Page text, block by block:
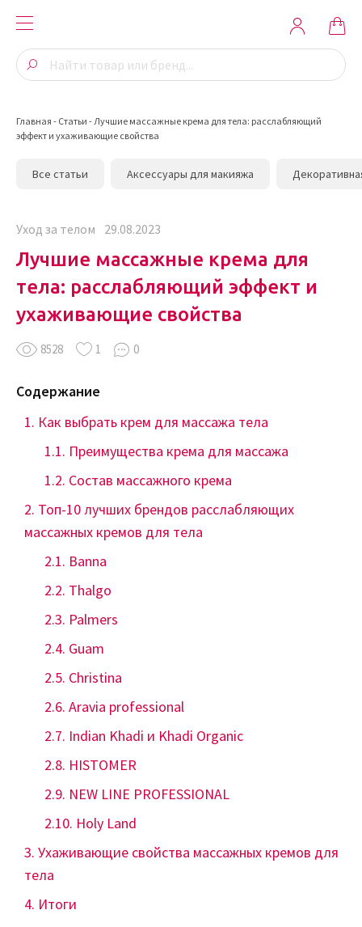
Главная - Статьи -Лучшие массажные крема для тела: расслабляющий
эффект и ухаживающие свойства
Все статьи Аксессуары для макияжа
Уход за телом 29.08.2023
8528 1 0
Лучшие массажные крема для
тела: расслабляющий эффект и
ухаживающие свойства
Содержание
Как выбрать крем для массажа тела
Преимущества крема для массажа
Состав массажного крема
Топ-10 лучших брендов расслабляющих
массажных кремов для тела
Banna
Thalgo
Palmers
Guam
Christina
Aravia professional
Indian Khadi и Khadi Organic
HISTOMER
NEW LINE PROFESSIONAL
Holy Land
Ухаживающие свойства массажных кремов для
тела
Итоги